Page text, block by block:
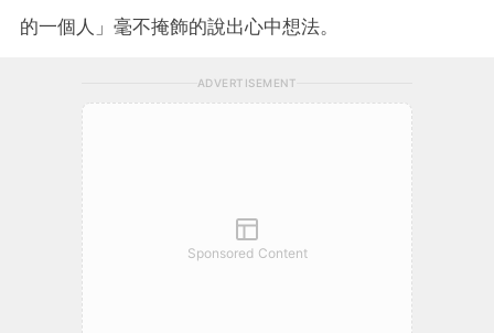
的一個人」毫不掩飾的說出心中想法。
ADVERTISEMENT
Sponsored Content